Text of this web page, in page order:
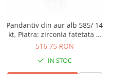
Pandantiv din aur alb 585/ 14
kt, Piatra: zirconia fatetata si
cubic zirconia, Culoare:
516,75 RON
IN STOC